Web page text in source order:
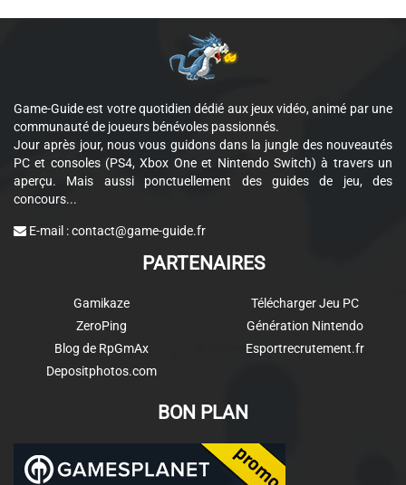
Game-Guide est votre quotidien dédié aux jeux vidéo, animé par une
communauté de joueurs bénévoles passionnés.
Jour après jour, nous vous guidons dans la jungle des nouveautés
PC et consoles (PS4, Xbox One et Nintendo Switch) à travers un
aperçu. Mais aussi ponctuellement des guides de jeu, des
concours...
E-mail :contact@game-guide.fr
PARTENAIRES
Gamikaze
ZeroPing
Blog de RpGmAx
Depositphotos.com
Télécharger Jeu PC
Génération Nintendo
Esportrecrutement.fr
BON PLAN